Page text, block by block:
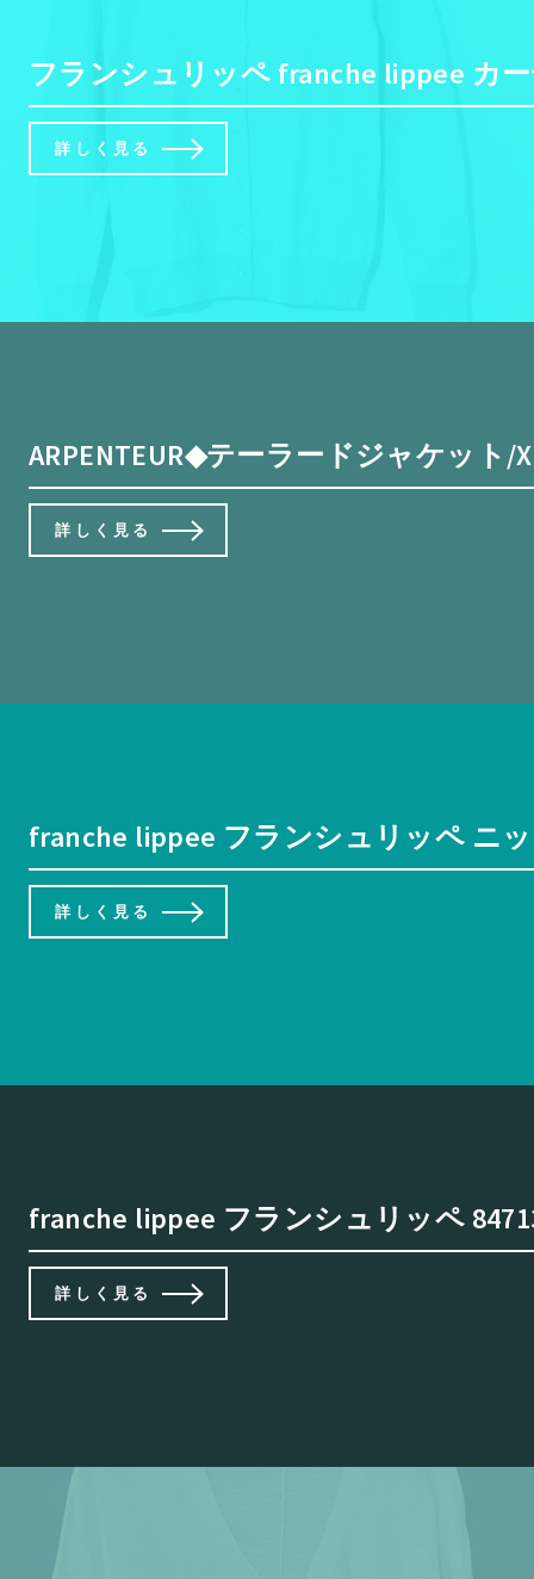
フランシュリッペ franche lippee カ
詳しく見る
ARPENTEUR◆テーラードジャケット
詳しく見る
franche lippee フランシュリッペ ニ
詳しく見る
franche lippee フランシュリッペ
詳しく見る